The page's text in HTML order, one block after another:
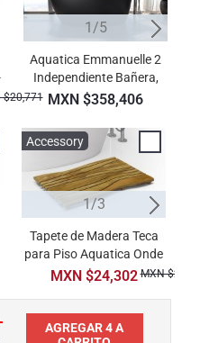
$20,771
1/5
Aquatica Emmanuelle 2
Independiente Bañera,
Negro Grafito, de
MXN $358,406
Accessory
1/3
Tapete de Madera Teca
para Piso Aquatica Onde
Resistente al Agua
MXN $24,302 MXN
AGREGAR 4 A